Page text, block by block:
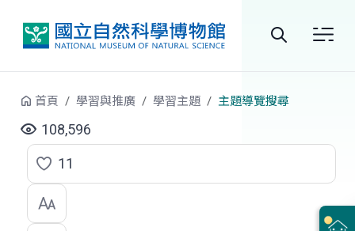
站
尋
首頁 學習與推廣 學習主題 主題導覽搜尋
108,596
點
選
11